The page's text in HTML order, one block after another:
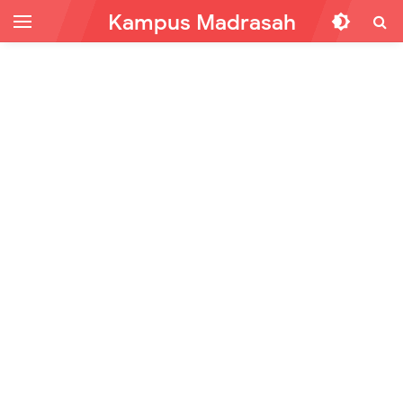
Kampus Madrasah